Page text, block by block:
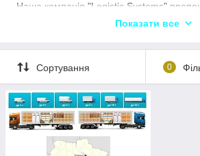
Наша компанія "Logistic Systems"
оперевезень у
завжди готові прийняти замовлення
організувати доставку в
Ми пропонуємо широкий вибір
ючи єврохури, мега-
самоскиди, трали, зчеплення і іншу
чна компанія гарантує високу якість
Показати все
Сортування 0